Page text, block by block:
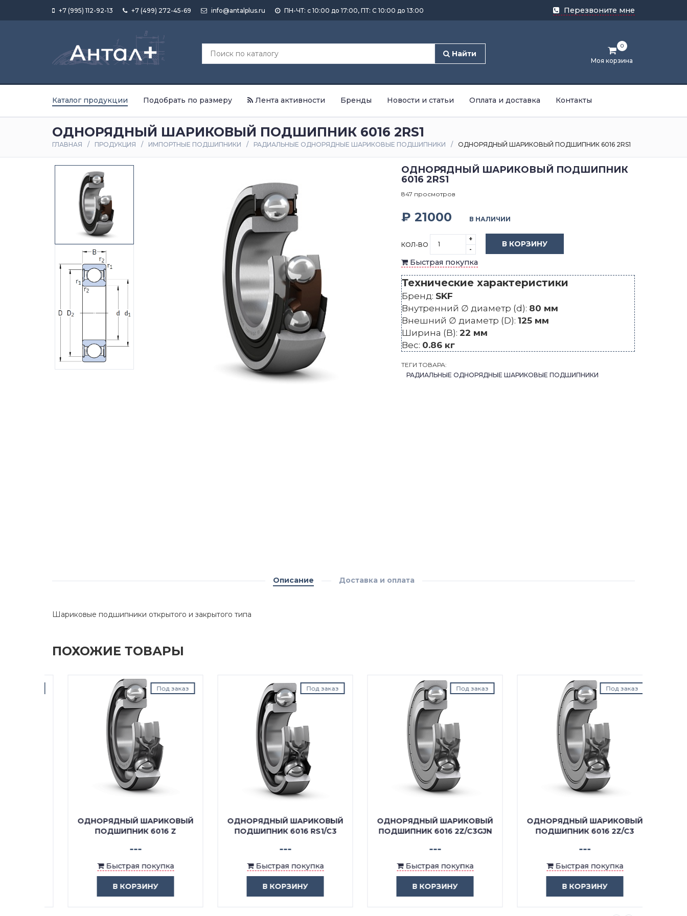
+7 (995) 112-92-13 +7 (499) 272-45-69 info@antalplus.ru ПН-ЧТ: с 10:00 до 17:00, ПТ: С 10:00 до 13:00 Перезвоните мне
Найти
Моя корзина
0
Каталог продукции Подобрать по размеру Лента активности Бренды Новости и статьи Оплата и доставка Контакты
ОДНОРЯДНЫЙ ШАРИКОВЫЙ ПОДШИПНИК 6016 2RS1
ГЛАВНАЯ ПРОДУКЦИЯ ИМПОРТНЫЕ ПОДШИПНИКИ РАДИАЛЬНЫЕ ОДНОРЯДНЫЕ ШАРИКОВЫЕ ПОДШИПНИКИ ОДНОРЯДНЫЙ ШАРИКОВЫЙ ПОДШИПНИК 6016 2RS1
ОДНОРЯДНЫЙ ШАРИКОВЫЙ ПОДШИПНИК
6016 2RS1
847 просмотров
₽ 21000 В НАЛИЧИИ
КОЛ-ВО
+
-
В КОРЗИНУ
Быстрая покупка
Технические характеристики
Бренд: SKF
Внутренний ∅ диаметр (d): 80 мм
Внешний ∅ диаметр (D): 125 мм
Ширина (B): 22 мм
Вес: 0.86 кг
ТЕГИ ТОВАРА:
РАДИАЛЬНЫЕ ОДНОРЯДНЫЕ ШАРИКОВЫЕ ПОДШИПНИКИ
Описание Доставка и оплата
Шариковые подшипники открытого и закрытого типа
ПОХОЖИЕ ТОВАРЫ
Под заказ
ОДНОРЯДНЫЙ ШАРИКОВЫЙ
ПОДШИПНИК 6016 Z
Быстрая покупка
В КОРЗИНУ
Под заказ
ОДНОРЯДНЫЙ ШАРИКОВЫЙ
ПОДШИПНИК 6016 RS1/C3
Быстрая покупка
В КОРЗИНУ
Под заказ
ОДНОРЯДНЫЙ ШАРИКОВЫЙ
ПОДШИПНИК 6016 2Z/C3GJN
Быстрая покупка
В КОРЗИНУ
Под заказ
ОДНОРЯДНЫЙ ШАРИКОВЫЙ
ПОДШИПНИК 6016 2Z/C3
Быстрая покупка
В КОРЗИНУ